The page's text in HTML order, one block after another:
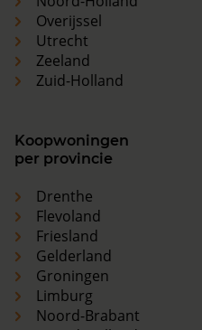
Overijssel
Utrecht
Zeeland
Zuid-Holland
Koopwoningen
per provincie
Drenthe
Flevoland
Friesland
Gelderland
Groningen
Limburg
Noord-Brabant